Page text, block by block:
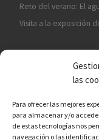
las
Para ofrecer las mejores
para almacenar y/o
de estas tecnologías nos
navegación o las
Reto del verano: El
Visita a la exposición
¡ASÓCIATE A